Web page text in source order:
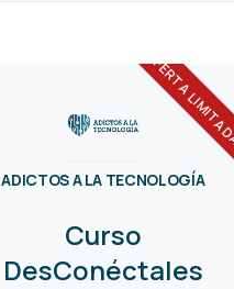
OFERTA
ADICTOS A LA TECNOLOGÍA
Curso
DesConéctales